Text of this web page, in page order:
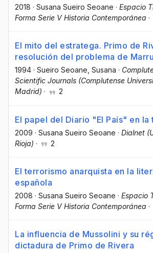
2018 · Susana Sueiro Seoane · Espacio
Forma Serie V Historia Contemporánea ·
El mito del estratega. Primo de
resolución del problema de
1994 · Sueiro Seoane, Susana ·
Scientific Journals (Complutense
Madrid) · 2
El papel del Diario "El País" en la
2009 · Susana Sueiro Seoane · Dialnet
Rioja) · 2
El terrorismo anarquista en la
española
2008 · Susana Sueiro Seoane · Espacio
Forma Serie V Historia Contemporánea ·
La influencia de Mussolini y su
dictadura de Primo de Rivera